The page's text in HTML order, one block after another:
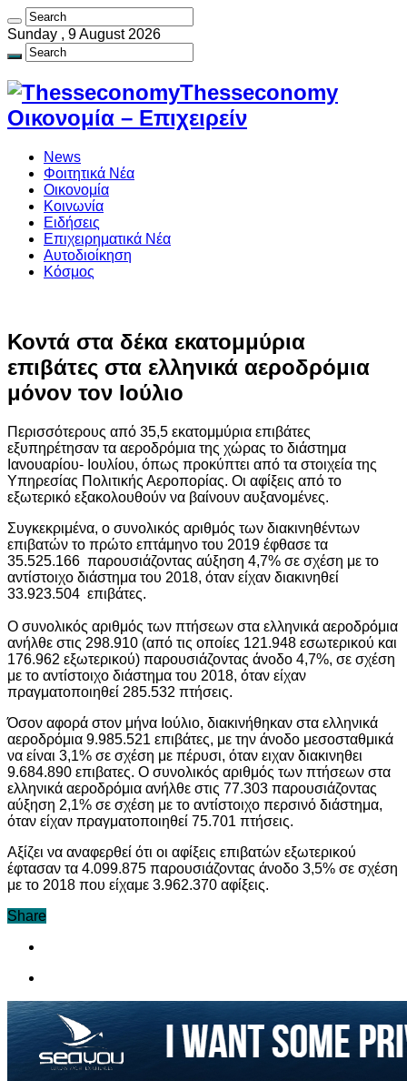
Sunday , 9 August 2026
Thesseconomy
Οικονομία – Επιχειρείν
News
Φοιτητικά Νέα
Οικονομία
Κοινωνία
Ειδήσεις
Επιχειρηματικά Νέα
Αυτοδιοίκηση
Κόσμος
Κοντά στα δέκα εκατομμύρια
επιβάτες στα ελληνικά αεροδρόμια
μόνον τον Ιούλιο
Περισσότερους από 35,5 εκατομμύρια επιβάτες
εξυπηρέτησαν τα αεροδρόμια της χώρας το διάστημα
Ιανουαρίου- Ιουλίου, όπως προκύπτει από τα στοιχεία της
Υπηρεσίας Πολιτικής Αεροπορίας. Οι αφίξεις από το
εξωτερικό εξακολουθούν να βαίνουν αυξανομένες.
Συγκεκριμένα, ο συνολικός αριθμός των διακινηθέντων
επιβατών το πρώτο επτάμηνο του 2019 έφθασε τα
35.525.166 παρουσιάζοντας αύξηση 4,7% σε σχέση με το
αντίστοιχο διάστημα του 2018, όταν είχαν διακινηθεί
33.923.504 επιβάτες.
Ο συνολικός αριθμός των πτήσεων στα ελληνικά αεροδρόμια
ανήλθε στις 298.910 (από τις οποίες 121.948 εσωτερικού και
176.962 εξωτερικού) παρουσιάζοντας άνοδο 4,7%, σε σχέση
με το αντίστοιχο διάστημα του 2018, όταν είχαν
πραγματοποιηθεί 285.532 πτήσεις.
Όσον αφορά στον μήνα Ιούλιο, διακινήθηκαν στα ελληνικά
αεροδρόμια 9.985.521 επιβάτες, με την άνοδο μεσοσταθμικά
να είναι 3,1% σε σχέση με πέρυσι, όταν ειχαν διακινηθει
9.684.890 επιβατες. Ο συνολικός αριθμός των πτήσεων στα
ελληνικά αεροδρόμια ανήλθε στις 77.303 παρουσιάζοντας
αύξηση 2,1% σε σχέση με το αντίστοιχο περσινό διάστημα,
όταν είχαν πραγματοποιηθεί 75.701 πτήσεις.
Αξίζει να αναφερθεί ότι οι αφίξεις επιβατών εξωτερικού
έφτασαν τα 4.099.875 παρουσιάζοντας άνοδο 3,5% σε σχέση
με το 2018 που είχαμε 3.962.370 αφίξεις.
Share